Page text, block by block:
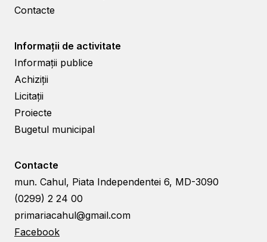
Contacte
Informații de activitate
Informații publice
Achiziții
Licitații
Proiecte
Bugetul municipal
Contacte
mun. Cahul, Piata Independentei 6, MD-3090
(0299) 2 24 00
primariacahul@gmail.com
Facebook